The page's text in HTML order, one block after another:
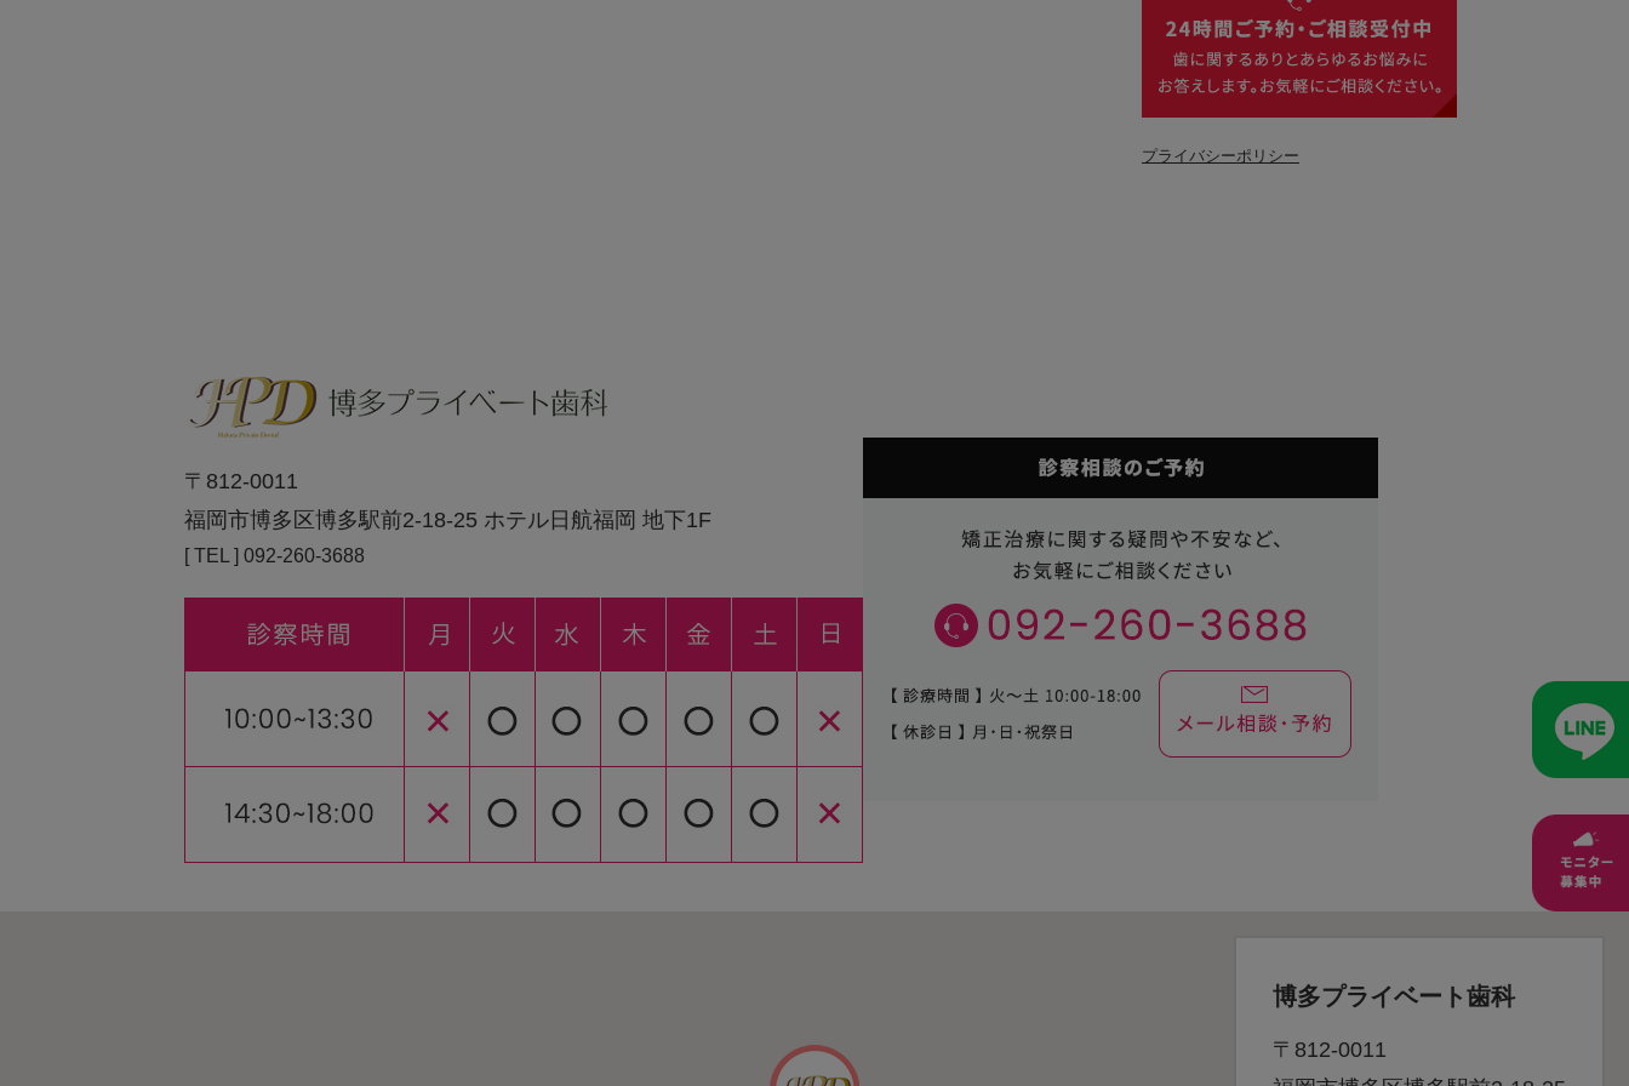
プライバシーポリシー
〒812-0011
福岡市博多区博多駅前2-18-25 ホテル日航福岡 地下1F
[ TEL ] 092-260-3688
博多プライベート歯科
〒812-0011